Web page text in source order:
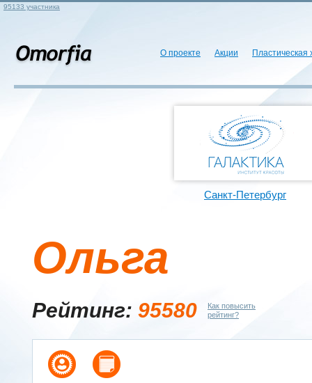
95133 участника
О проекте Акции Пластическая
Санкт-Петербург
Ольга
Рейтинг: 95580
Как повысить
рейтинг?